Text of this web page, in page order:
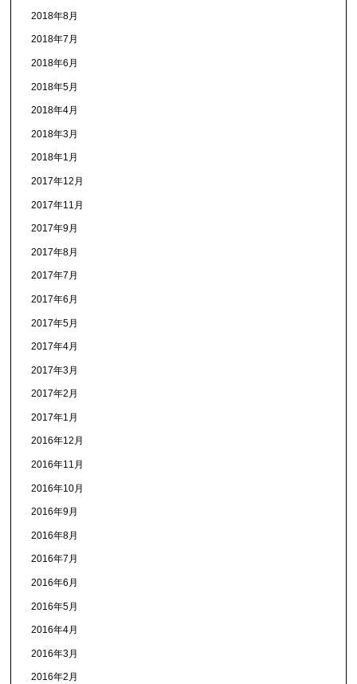
2018年8月
2018年7月
2018年6月
2018年5月
2018年4月
2018年3月
2018年1月
2017年12月
2017年11月
2017年9月
2017年8月
2017年7月
2017年6月
2017年5月
2017年4月
2017年3月
2017年2月
2017年1月
2016年12月
2016年11月
2016年10月
2016年9月
2016年8月
2016年7月
2016年6月
2016年5月
2016年4月
2016年3月
2016年2月